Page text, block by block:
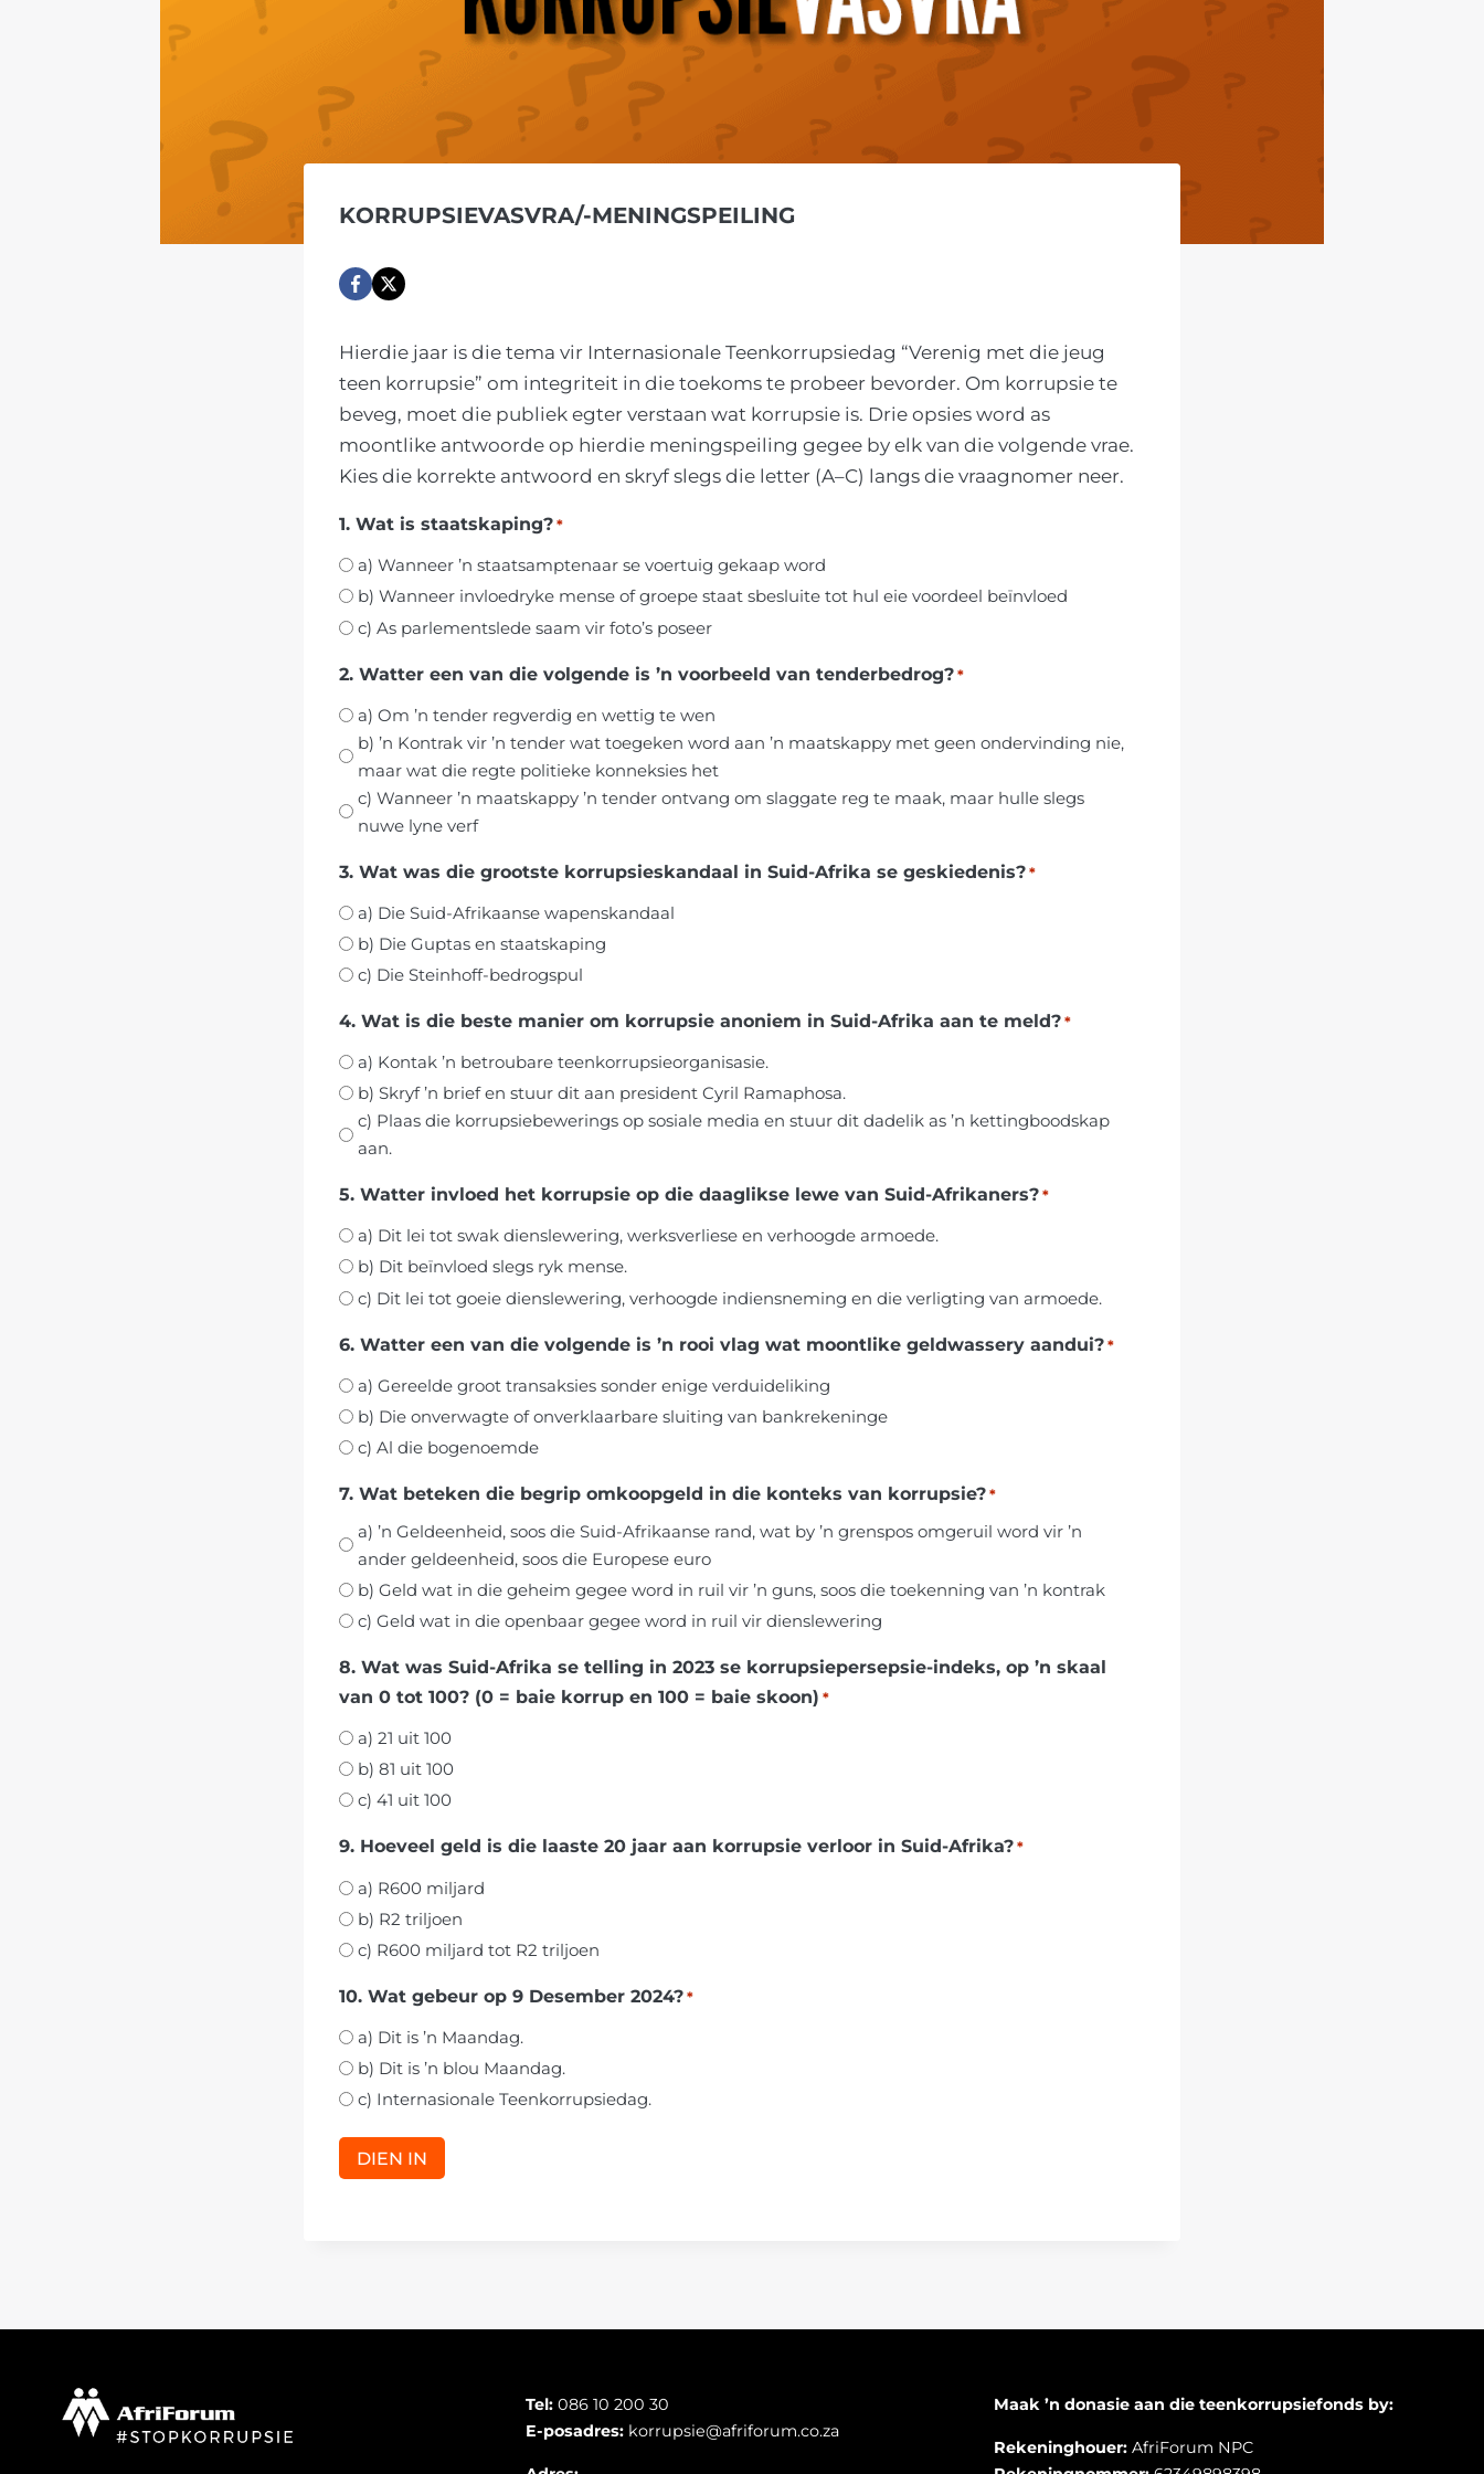
KORRUPSIEVASVRA/-MENINGSPEILING
Hierdie jaar is die tema vir Internasionale Teenkorrupsiedag “Verenig met die jeug
teen korrupsie” om integriteit in die toekoms te probeer bevorder. Om korrupsie te
beveg, moet die publiek egter verstaan wat korrupsie is. Drie opsies word as
moontlike antwoorde op hierdie meningspeiling gegee by elk van die volgende vrae.
Kies die korrekte antwoord en skryf slegs die letter (A–C) langs die vraagnomer neer.
1. Wat is staatskaping? *
a) Wanneer ’n staatsamptenaar se voertuig gekaap word
b) Wanneer invloedryke mense of groepe staat sbesluite tot hul eie voordeel beïnvloed
c) As parlementslede saam vir foto’s poseer
2. Watter een van die volgende is ’n voorbeeld van tenderbedrog? *
a) Om ’n tender regverdig en wettig te wen
b) ’n Kontrak vir ’n tender wat toegeken word aan ’n maatskappy met geen ondervinding nie,
maar wat die regte politieke konneksies het
c) Wanneer ’n maatskappy ’n tender ontvang om slaggate reg te maak, maar hulle slegs
nuwe lyne verf
3. Wat was die grootste korrupsieskandaal in Suid-Afrika se geskiedenis? *
a) Die Suid-Afrikaanse wapenskandaal
b) Die Guptas en staatskaping
c) Die Steinhoff-bedrogspul
4. Wat is die beste manier om korrupsie anoniem in Suid-Afrika aan te meld? *
a) Kontak ’n betroubare teenkorrupsieorganisasie.
b) Skryf ’n brief en stuur dit aan president Cyril Ramaphosa.
c) Plaas die korrupsiebewerings op sosiale media en stuur dit dadelik as ’n kettingboodskap
aan.
5. Watter invloed het korrupsie op die daaglikse lewe van Suid-Afrikaners? *
a) Dit lei tot swak dienslewering, werksverliese en verhoogde armoede.
b) Dit beïnvloed slegs ryk mense.
c) Dit lei tot goeie dienslewering, verhoogde indiensneming en die verligting van armoede.
6. Watter een van die volgende is ’n rooi vlag wat moontlike geldwassery aandui? *
a) Gereelde groot transaksies sonder enige verduideliking
b) Die onverwagte of onverklaarbare sluiting van bankrekeninge
c) Al die bogenoemde
7. Wat beteken die begrip omkoopgeld in die konteks van korrupsie? *
a) ’n Geldeenheid, soos die Suid-Afrikaanse rand, wat by ’n grenspos omgeruil word vir ’n
ander geldeenheid, soos die Europese euro
b) Geld wat in die geheim gegee word in ruil vir ’n guns, soos die toekenning van ’n kontrak
c) Geld wat in die openbaar gegee word in ruil vir dienslewering
8. Wat was Suid-Afrika se telling in 2023 se korrupsiepersepsie-indeks, op ’n skaal
van 0 tot 100? (0 = baie korrup en 100 = baie skoon) *
a) 21 uit 100
b) 81 uit 100
c) 41 uit 100
9. Hoeveel geld is die laaste 20 jaar aan korrupsie verloor in Suid-Afrika? *
a) R600 miljard
b) R2 triljoen
c) R600 miljard tot R2 triljoen
10. Wat gebeur op 9 Desember 2024? *
a) Dit is ’n Maandag.
b) Dit is ’n blou Maandag.
c) Internasionale Teenkorrupsiedag.
Tel:086 10 200 30
E-posadres:korrupsie@afriforum.co.za
Maak ’n donasie aan die teenkorrupsiefonds by:
Rekeninghouer: AfriForum NPC